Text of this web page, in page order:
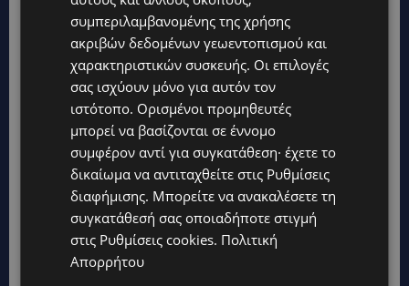
Topics
ΚΟΣΜΙΚΑ
PERNERA BEACH HOTEL: Εκλεκτές παρουσίες στα 50 χρόνια
ενός ιστορικού ξενοδοχείου-Ποιους είδαμε
ΦΟΝΟΣ ΣΤΗΝ ΚΕΡΥΝΕΙΑ: Νεκρός 40χρονος – Επτά συλλήψεις,
ο ένας τραυματισμένος
UPDATES
ΛΑΡΝΑΚΑ: Παράπονα για την πρόσβαση στην παραλία σκύλων
– Πολίτες ζητούν λύσεις για ηλικιωμένους και άτομα με
αναπηρία-(Φώτο)
συμπεριλαμβανομένης της χρήσης
ακριβών δεδομένων γεωεντοπισμού και
χαρακτηριστικών συσκευής. Οι επιλογές
σας ισχύουν μόνο για αυτόν τον
ιστότοπο. Ορισμένοι προμηθευτές
μπορεί να βασίζονται σε έννομο
συμφέρον αντί για συγκατάθεση· έχετε το
δικαίωμα να αντιταχθείτε στις Ρυθμίσεις
διαφήμισης. Μπορείτε να ανακαλέσετε τη
συγκατάθεσή σας οποιαδήποτε στιγμή
στις Ρυθμίσεις cookies. Πολιτική
Απορρήτου